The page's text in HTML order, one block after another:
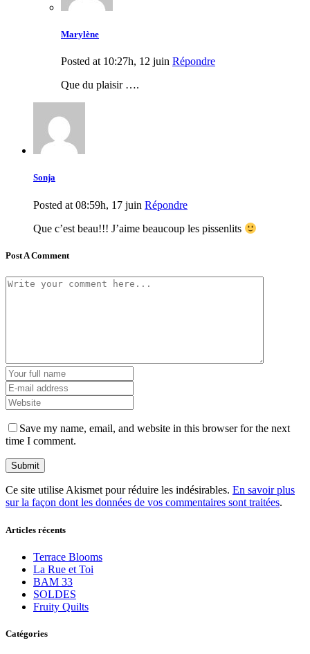
Marylène
Posted at 10:27h, 12 juin Répondre
Que du plaisir ….
Sonja
Posted at 08:59h, 17 juin Répondre
Que c’est beau!!! J’aime beaucoup les pissenlits
Post A Comment
Save my name, email, and website in this browser for the next
time I comment.
Ce site utilise Akismet pour réduire les indésirables. En savoir plus
sur la façon dont les données de vos commentaires sont traitées.
Articles récents
Terrace Blooms
La Rue et Toi
BAM 33
SOLDES
Fruity Quilts
Catégories